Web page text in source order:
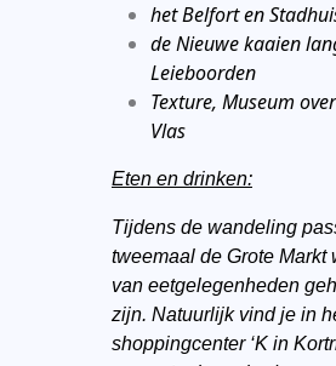
het Belfort en
de Nieuwe kaaien
Leieboorden
Texture, Museum
Vlas
Eten en drinken:
Tijdens de wandeling
tweemaal de Grote Markt
van eetgelegenheden
zijn. Natuurlijk vind je in
shoppingcenter ‘K in